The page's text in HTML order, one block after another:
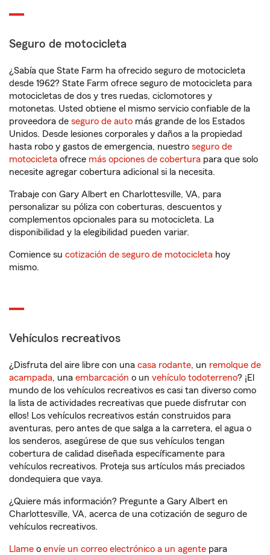
Seguro de motocicleta
¿Sabía que State Farm ha ofrecido seguro de motocicleta
desde 1962? State Farm ofrece seguro de motocicleta para
motocicletas de dos y tres ruedas, ciclomotores y
motonetas. Usted obtiene el mismo servicio confiable de la
proveedora de seguro de auto más grande de los Estados
Unidos. Desde lesiones corporales y daños a la propiedad
hasta robo y gastos de emergencia, nuestro seguro de
motocicleta ofrece más opciones de cobertura para que solo
necesite agregar cobertura adicional si la necesita.
Trabaje con Gary Albert en Charlottesville, VA, para
personalizar su póliza con coberturas, descuentos y
complementos opcionales para su motocicleta. La
disponibilidad y la elegibilidad pueden variar.
Comience su cotización de seguro de motocicleta hoy
mismo.
Vehículos recreativos
¿Disfruta del aire libre con una casa rodante, un remolque de
acampada, una embarcación o un vehículo todoterreno? ¡El
mundo de los vehículos recreativos es casi tan diverso como
la lista de actividades recreativas que puede disfrutar con
ellos! Los vehículos recreativos están construidos para
aventuras, pero antes de que salga a la carretera, el agua o
los senderos, asegúrese de que sus vehículos tengan
cobertura de calidad diseñada específicamente para
vehículos recreativos. Proteja sus artículos más preciados
dondequiera que vaya.
¿Quiere más información? Pregunte a Gary Albert en
Charlottesville, VA, acerca de una cotización de seguro de
vehículos recreativos.
Llame o envíe un correo electrónico a un agente para